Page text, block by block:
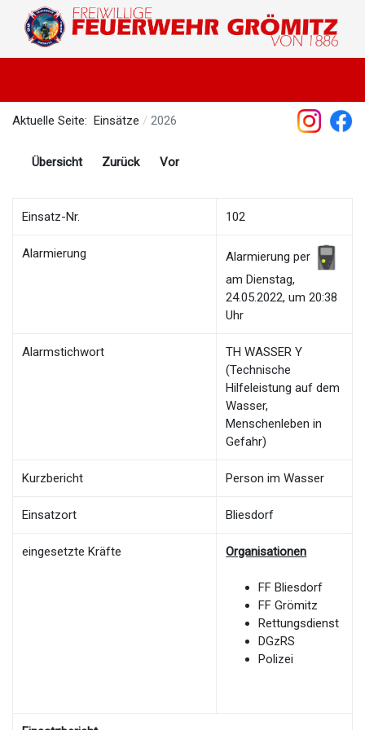
Aktuelle Seite: Einsätze 2026
Übersicht Zurück Vor
Einsatz-Nr. 102
Alarmierung
Alarmierung per
am Dienstag,
24.05.2022, um 20:38
Uhr
Alarmstichwort
TH WASSER Y
(Technische
Hilfeleistung auf dem
Wasser,
Menschenleben in
Gefahr)
Kurzbericht Person im Wasser
Einsatzort Bliesdorf
eingesetzte Kräfte Organisationen
FF Bliesdorf
FF Grömitz
Rettungsdienst
DGzRS
Polizei